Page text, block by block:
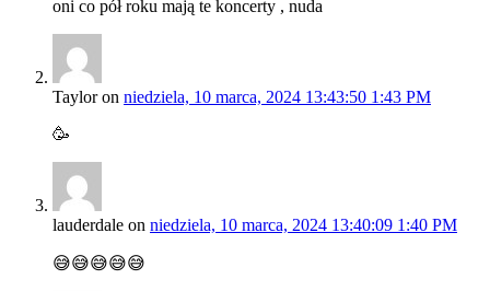
oni co pół roku mają te koncerty , nuda
Tayloron niedziela, 10 marca, 2024 13:43:50 1:43 PM
🥳
lauderdale on niedziela, 10 marca, 2024 13:40:09 1:40 PM
😅😅😅😅😅